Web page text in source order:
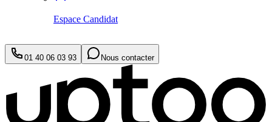
Espace Candidat
01 40 06 03 93 Nous contacter